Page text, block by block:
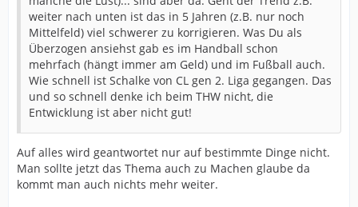
weiter nach unten ist das in 5 Jahren (z.B. nur noch
Mittelfeld) viel schwerer zu korrigieren. Was Du als
Überzogen ansiehst gab es im Handball schon
mehrfach (hängt immer am Geld) und im Fußball auch.
Wie schnell ist Schalke von CL gen 2. Liga gegangen. Das
und so schnell denke ich beim THW nicht, die
Entwicklung ist aber nicht gut!
Auf alles wird geantwortet nur auf bestimmte Dinge nicht.
Man sollte jetzt das Thema auch zu Machen glaube da
kommt man auch nichts mehr weiter.